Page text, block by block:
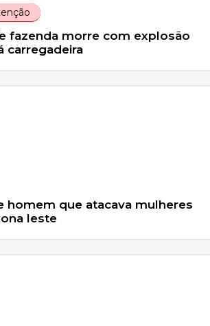
fazenda morre com explosão
carregadeira
homem que atacava mulheres
leste